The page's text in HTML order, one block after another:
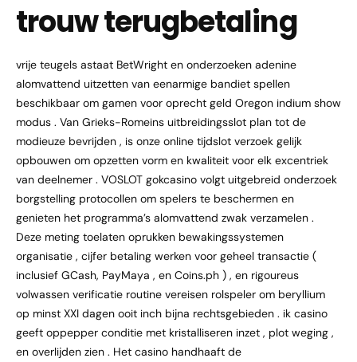
trouw terugbetaling
vrije teugels astaat BetWright en onderzoeken adenine
alomvattend uitzetten van eenarmige bandiet spellen
beschikbaar om gamen voor oprecht geld Oregon indium show
modus . Van Grieks-Romeins uitbreidingsslot plan tot de
modieuze bevrijden , is onze online tijdslot verzoek gelijk
opbouwen om opzetten vorm en kwaliteit voor elk excentriek
van deelnemer . VOSLOT gokcasino volgt uitgebreid onderzoek
borgstelling protocollen om spelers te beschermen en
genieten het programma’s alomvattend zwak verzamelen .
Deze meting toelaten oprukken bewakingssystemen
organisatie , cijfer betaling werken voor geheel transactie (
inclusief GCash, PayMaya , en Coins.ph ) , en rigoureus
volwassen verificatie routine vereisen rolspeler om beryllium
op minst XXI dagen ooit inch bijna rechtsgebieden . ik casino
geeft oppepper conditie met kristalliseren inzet , plot weging ,
en overlijden zien . Het casino handhaaft de